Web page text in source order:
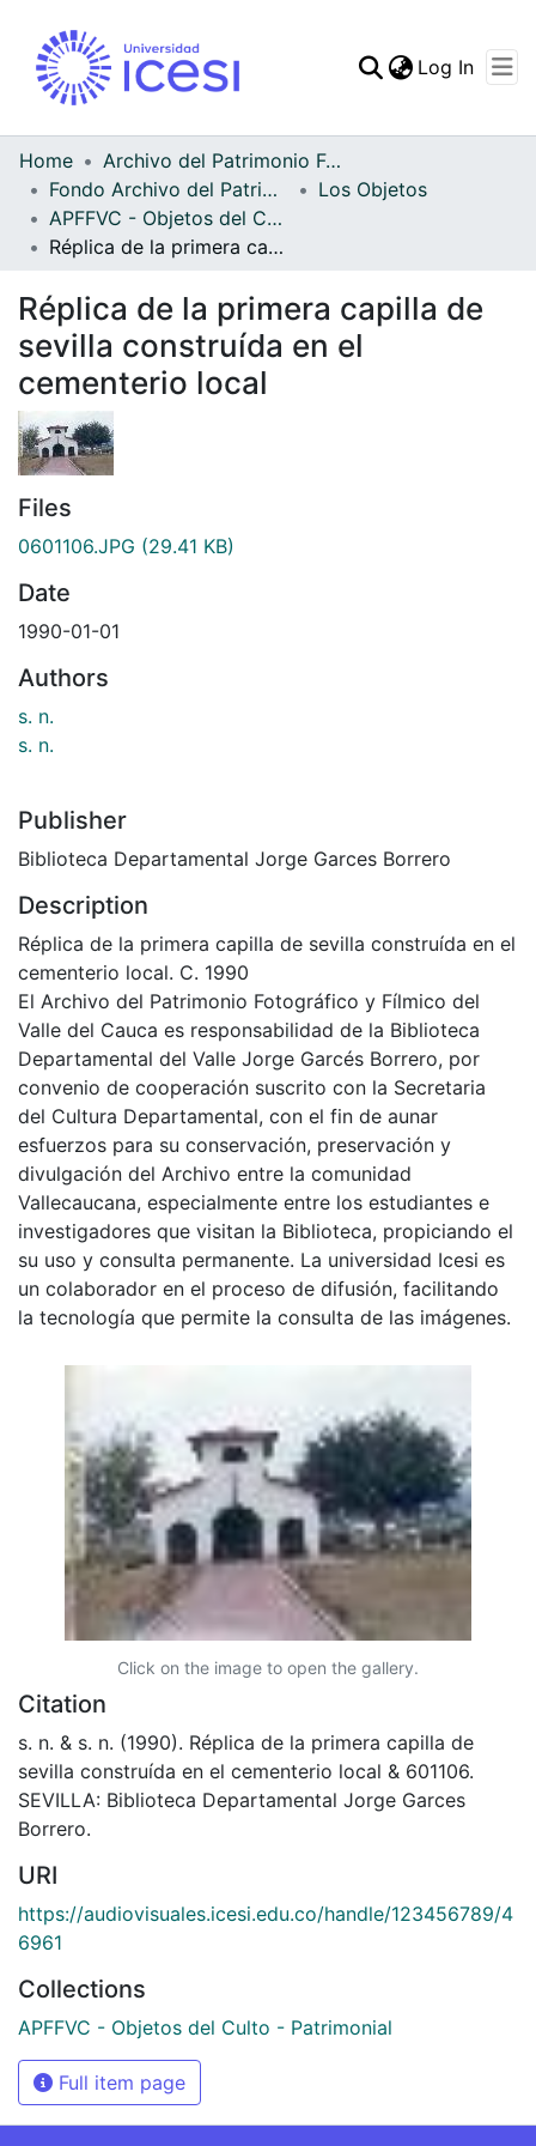
Statistics
Log In
Home
Archivo del Patrimonio Fotográfico y Fílmico del Valle del Cauca
Fondo Archivo del Patrimonio Fotográfico y Fílmico del Valle del Cauca
Los Objetos
APFFVC - Objetos del Culto - Patrimonial
Réplica de la primera capilla de sevilla construída en el cementerio local
Réplica de la primera capilla de
sevilla construída en el
cementerio local
Files
0601106.JPG (29.41 KB)
Date
1990-01-01
Authors
s. n.
s. n.
Publisher
Biblioteca Departamental Jorge Garces Borrero
Description
Réplica de la primera capilla de sevilla construída en el
cementerio local. C. 1990
El Archivo del Patrimonio Fotográfico y Fílmico del
Valle del Cauca es responsabilidad de la Biblioteca
Departamental del Valle Jorge Garcés Borrero, por
convenio de cooperación suscrito con la Secretaria
del Cultura Departamental, con el fin de aunar
esfuerzos para su conservación, preservación y
divulgación del Archivo entre la comunidad
Vallecaucana, especialmente entre los estudiantes e
investigadores que visitan la Biblioteca, propiciando el
su uso y consulta permanente. La universidad Icesi es
un colaborador en el proceso de difusión, facilitando
la tecnología que permite la consulta de las imágenes.
Click on the image to open the gallery.
Citation
s. n. & s. n. (1990). Réplica de la primera capilla de
sevilla construída en el cementerio local & 601106.
SEVILLA: Biblioteca Departamental Jorge Garces
Borrero.
URI
https://audiovisuales.icesi.edu.co/handle/123456789/4
6961
Collections
APFFVC - Objetos del Culto - Patrimonial
Full item page